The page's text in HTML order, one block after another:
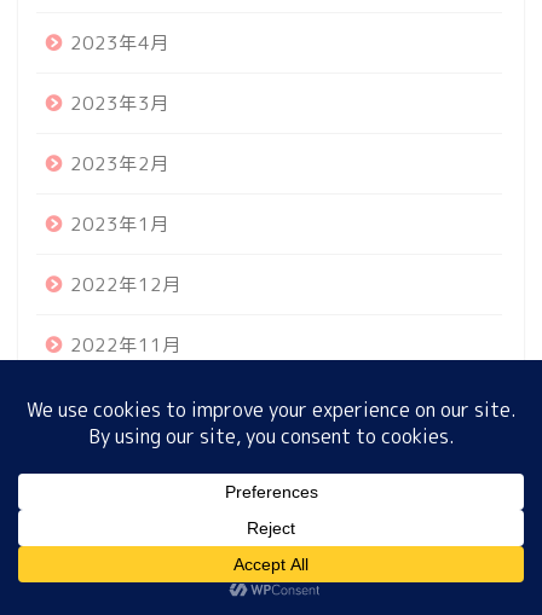
2023年4月
2023年3月
2023年2月
2023年1月
2022年12月
2022年11月
2022年10月
2022年7月 プロフィール サイトマップ